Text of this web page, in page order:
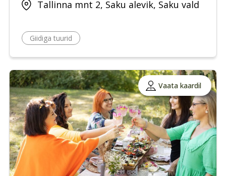
Tallinna mnt 2, Saku alevik, Saku vald
Giidiga tuurid
Vaata kaardil